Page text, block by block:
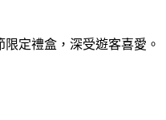
定禮盒，深受遊客喜愛。